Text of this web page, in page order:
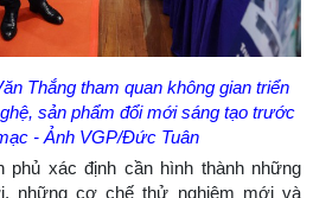
Thắng tham quan không gian triển
sản phẩm đổi mới sáng tạo trước
- Ảnh VGP/Đức Tuân
phủ xác định cần hình thành những
những cơ chế thử nghiệm mới và